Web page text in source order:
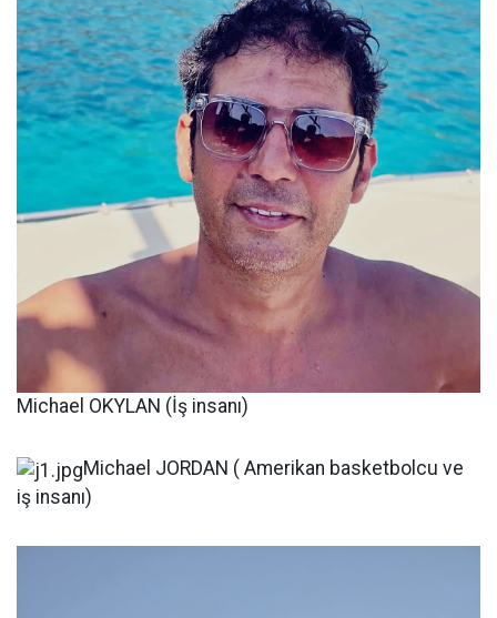
Michael OKYLAN (İş insanı)
Michael JORDAN ( Amerikan basketbolcu ve
iş insanı)